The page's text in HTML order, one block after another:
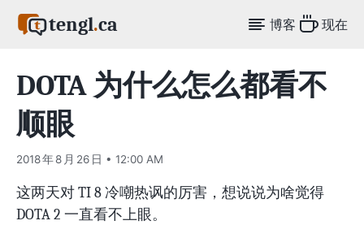
tengl.ca 博客 现在
DOTA 为什么怎么都看不
顺眼
2018 年 8 月 26 日 • 12:00 AM
这两天对 TI 8 冷嘲热讽的厉害，想说说为啥觉得
DOTA 2 一直看不上眼。